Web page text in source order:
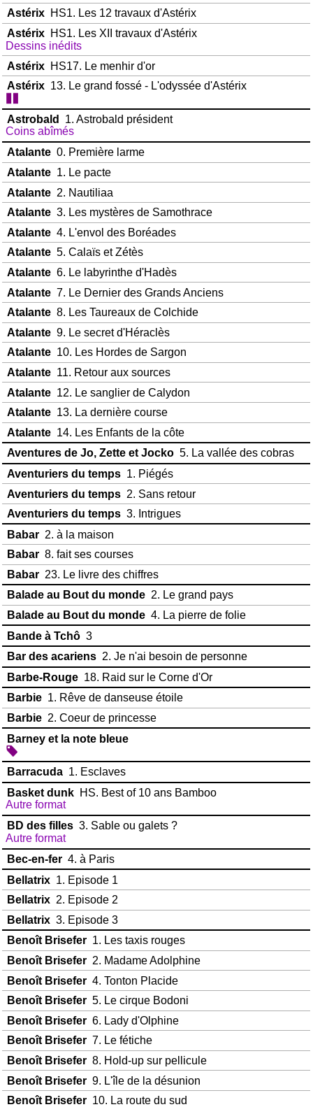
AstérixHS1. Les 12 travaux d'Astérix
AstérixHS1. Les XII travaux d'Astérix
Dessins inédits
AstérixHS17. Le menhir d'or
Astérix13. Le grand fossé - L'odyssée d'Astérix
Astrobald 1. Astrobald président
Coins abîmés
Atalante0. Première larme
Atalante1. Le pacte
Atalante2. Nautiliaa
Atalante3. Les mystères de Samothrace
Atalante4. L'envol des Boréades
Atalante5. Calaïs et Zétès
Atalante6. Le labyrinthe d'Hadès
Atalante7. Le Dernier des Grands Anciens
Atalante8. Les Taureaux de Colchide
Atalante9. Le secret d'Héraclès
Atalante10. Les Hordes de Sargon
Atalante11. Retour aux sources
Atalante12. Le sanglier de Calydon
Atalante13. La dernière course
Atalante14. Les Enfants de la côte
Aventures de Jo, Zette et Jocko5. La vallée des cobras
Aventuriers du temps1. Piégés
Aventuriers du temps2. Sans retour
Aventuriers du temps3. Intrigues
Babar2. à la maison
Babar8. fait ses courses
Babar23. Le livre des chiffres
Balade au Bout du monde2. Le grand pays
Balade au Bout du monde4. La pierre de folie
Bande à Tchô3
Bar des acariens2. Je n'ai besoin de personne
Barbe-Rouge18. Raid sur le Corne d'Or
Barbie1. Rêve de danseuse étoile
Barbie2. Coeur de princesse
Barney et la note bleue
Barracuda1. Esclaves
Basket dunkHS. Best of 10 ans Bamboo
Autre format
BD des filles3. Sable ou galets ?
Autre format
Bec-en-fer4. à Paris
Bellatrix1. Episode 1
Bellatrix2. Episode 2
Bellatrix3. Episode 3
Benoît Brisefer1. Les taxis rouges
Benoît Brisefer2. Madame Adolphine
Benoît Brisefer4. Tonton Placide
Benoît Brisefer5. Le cirque Bodoni
Benoît Brisefer6. Lady d'Olphine
Benoît Brisefer7. Le fétiche
Benoît Brisefer8. Hold-up sur pellicule
Benoît Brisefer9. L'île de la désunion
Benoît Brisefer10. La route du sud